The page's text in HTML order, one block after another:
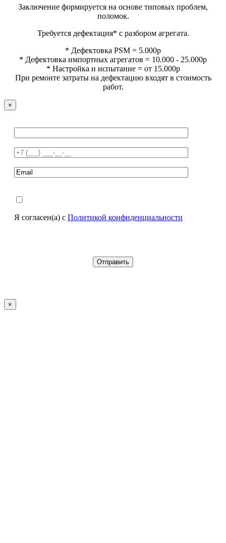
Заключение формируется на основе типовых проблем,
поломок.
Требуется дефектация* с разбором агрегата.
* Дефектовка PSM = 5.000р
* Дефектовка импортных агрегатов = 10.000 - 25.000р
* Настройка и испытание = от 15.000р
При ремонте затраты на дефектацию входят в стоимость
работ.
×
Я согласен(а) с Политикой конфиденциальности
×